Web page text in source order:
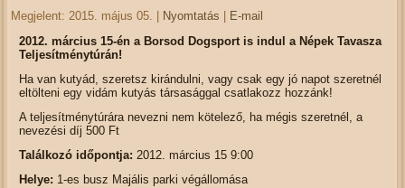
Megjelent: 2015. május 05. Nyomtatás
E-mail
2012. március 15-én a Borsod Dogsport is indul a Népek Tavasza
Teljesítménytúrán!
Ha van kutyád, szeretsz kirándulni, vagy csak egy jó napot szeretnél
eltölteni egy vidám kutyás társasággal csatlakozz hozzánk!
A teljesítménytúrára nevezni nem kötelező, ha mégis szeretnél, a
nevezési díj 500 Ft
Találkozó időpontja: 2012. március 15 9:00
Helye: 1-es busz Majális parki végállomása